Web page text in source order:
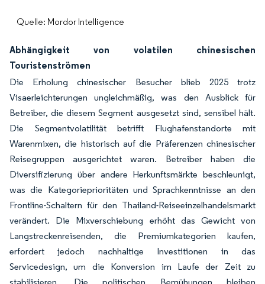
Quelle: Mordor Intelligence
Abhängigkeit von volatilen chinesischen
Touristenströmen
Die Erholung chinesischer Besucher blieb 2025 trotz
Visaerleichterungen ungleichmäßig, was den Ausblick für
Betreiber, die diesem Segment ausgesetzt sind, sensibel hält.
Die Segmentvolatilität betrifft Flughafenstandorte mit
Warenmixen, die historisch auf die Präferenzen chinesischer
Reisegruppen ausgerichtet waren. Betreiber haben die
Diversifizierung über andere Herkunftsmärkte beschleunigt,
was die Kategorieprioritäten und Sprachkenntnisse an den
Frontline-Schaltern für den Thailand-Reiseeinzelhandelsmarkt
verändert. Die Mixverschiebung erhöht das Gewicht von
Langstreckenreisenden, die Premiumkategorien kaufen,
erfordert jedoch nachhaltige Investitionen in das
Servicedesign, um die Konversion im Laufe der Zeit zu